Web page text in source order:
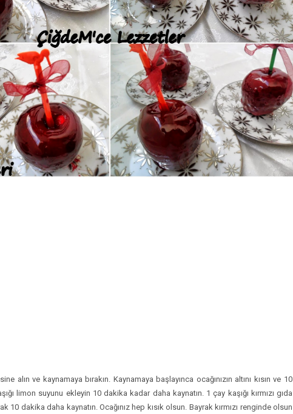
alın ve kaynamaya bırakın. Kaynamaya başlayınca ocağınızın altını kısın ve 10
limon suyunu ekleyin 10 dakika kadar daha kaynatın. 1 çay kaşığı kırmızı gıda
10 dakika daha kaynatın. Ocağınız hep kısık olsun. Bayrak kırmızı renginde olsun